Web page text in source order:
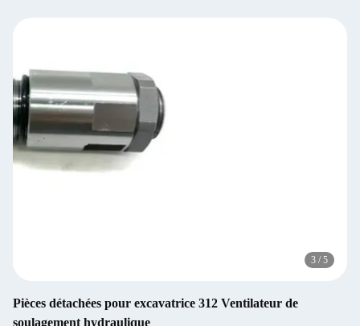
3 / 5
Pièces détachées pour excavatrice 312 Ventilateur de
soulagement hydraulique